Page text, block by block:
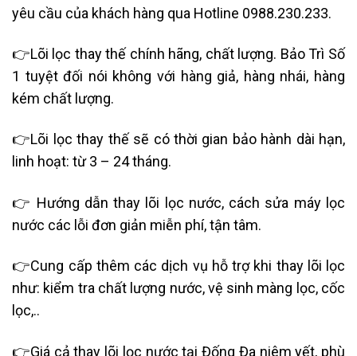
yêu cầu của khách hàng qua Hotline 0988.230.233.
👉Lõi lọc thay thế chính hãng, chất lượng. Bảo Trì Số
1 tuyệt đối nói không với hàng giả, hàng nhái, hàng
kém chất lượng.
👉Lõi lọc thay thế sẽ có thời gian bảo hành dài hạn,
linh hoạt: từ 3 – 24 tháng.
👉 Hướng dẫn thay lõi lọc nước, cách sửa máy lọc
nước các lỗi đơn giản miễn phí, tận tâm.
👉Cung cấp thêm các dịch vụ hỗ trợ khi thay lõi lọc
như: kiểm tra chất lượng nước, vệ sinh màng lọc, cốc
lọc,..
👉Giá cả thay lõi lọc nước tại Đống Đa niêm yết, phù